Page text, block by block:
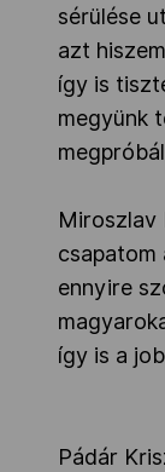
sérülése
azt
így is
megyünk
Miroszlav
csapatom
ennyire
így is a
Pádár